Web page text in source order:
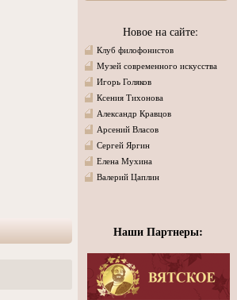
Новое на сайте:
Клуб филофонистов
Музей современного искусства
Игорь Голяков
Ксения Тихонова
Александр Кравцов
Арсений Власов
Сергей Яргин
Елена Мухина
Валерий Цаплин
Наши Партнеры: